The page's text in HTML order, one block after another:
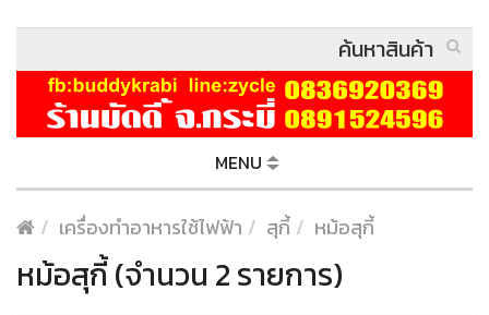
MENU
เครื่องทำอาหารใช้ไฟฟ้า สุกี้ หม้อสุกี้
หม้อสุกี้ (จำนวน 2 รายการ)